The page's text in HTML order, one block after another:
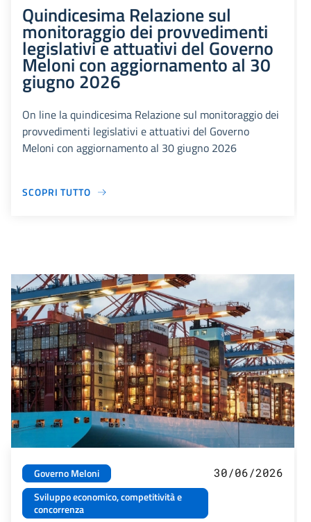
Quindicesima Relazione sul
monitoraggio dei provvedimenti
legislativi e attuativi del Governo
Meloni con aggiornamento al 30
giugno 2026
On line la quindicesima Relazione sul monitoraggio dei
provvedimenti legislativi e attuativi del Governo
Meloni con aggiornamento al 30 giugno 2026
SCOPRI TUTTO
Governo Meloni
Sviluppo economico, competitività e
concorrenza
30/06/2026